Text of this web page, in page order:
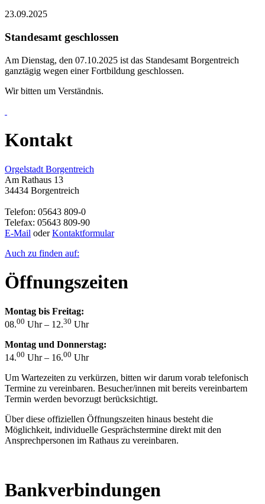
23.09.2025
Standesamt geschlossen
Am Dienstag, den 07.10.2025 ist das Standesamt Borgentreich
ganztägig wegen einer Fortbildung geschlossen.
Wir bitten um Verständnis.
Kontakt
Orgelstadt Borgentreich
Am Rathaus 13
34434 Borgentreich
Telefon: 05643 809-0
Telefax: 05643 809-90
E-Mail oderKontaktformular
Auch zu finden auf:
Öffnungszeiten
Montag bis Freitag:
08.00 Uhr – 12.30 Uhr
Montag und Donnerstag:
14.00 Uhr – 16.00 Uhr
Um Wartezeiten zu verkürzen, bitten wir darum vorab telefonisch
Termine zu vereinbaren. Besucher/innen mit bereits vereinbartem
Termin werden bevorzugt berücksichtigt.
Über diese offiziellen Öffnungszeiten hinaus besteht die
Möglichkeit, individuelle Gesprächstermine direkt mit den
Ansprechpersonen im Rathaus zu vereinbaren.
Bankverbindungen